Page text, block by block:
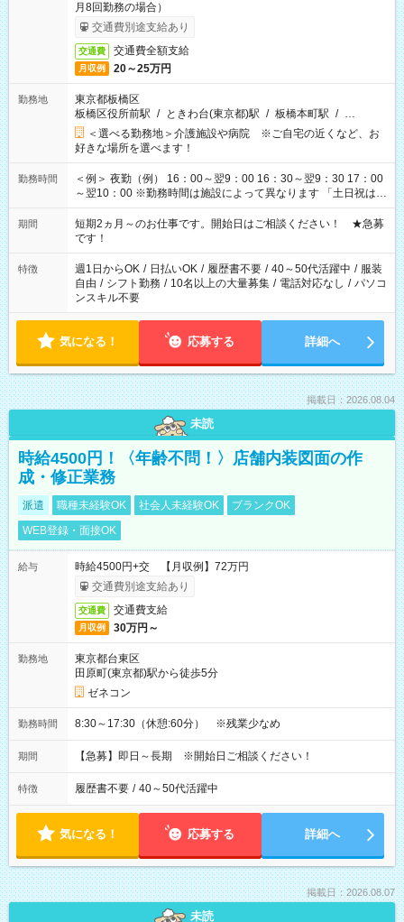
月8回勤務の場合）
交通費別途支給あり
交通費 交通費全額支給
月収例 20～25万円
勤務地
東京都板橋区
板橋区役所前駅 / ときわ台(東京都)駅 / 板橋本町駅 / …
＜選べる勤務地＞介護施設や病院 ※ご自宅の近くなど、お
好きな場所を選べます！
勤務時間
＜例＞ 夜勤（例） 16：00～翌9：00 16：30～翌9：30 17：00
～翌10：00 ※勤務時間は施設によって異なります 「土日祝は休
みたい」 「しっかり稼ぎたい」 「もう少し遅い時間から始めた
い」など ご希望にあったお仕事をご案内いたします。 ※未経験
の方の場合は1～2ヶ月間は日中での仕事を経験いただき、 お
仕事に慣れてからの夜勤になります。 ★家庭の都合でお休みが
必要な場合も遠慮なくご相談ください。
期間
短期2ヵ月～のお仕事です。開始日はご相談ください！ ★急募
です！
特徴 週1日からOK / 日払いOK / 履歴書不要 / 40～50代活躍中 / 服装
自由 / シフト勤務 / 10名以上の大量募集 / 電話対応なし / パソコ
ンスキル不要
気になる！ 応募する 詳細へ
掲載日：2026.08.04
未読
時給4500円！〈年齢不問！〉店舗内装図面の作
成・修正業務
派遣 職種未経験OK 社会人未経験OK
ブランクOK
WEB登録・面接OK
給与
時給4500円+交 【月収例】72万円
交通費別途支給あり
交通費 交通費支給
月収例 30万円～
勤務地
東京都台東区
田原町(東京都)駅から徒歩5分
ゼネコン
勤務時間 8:30～17:30（休憩:60分） ※残業少なめ
期間 【急募】即日～長期 ※開始日ご相談ください！
特徴 履歴書不要 / 40～50代活躍中
気になる！ 応募する 詳細へ
掲載日：2026.08.07
未読